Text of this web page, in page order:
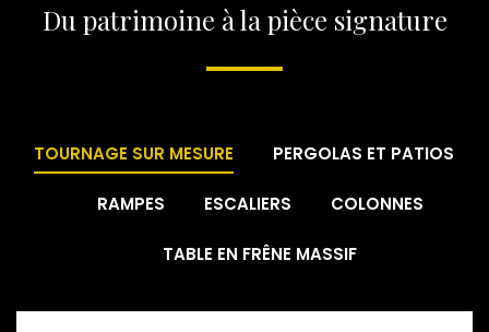
Du patrimoine à la pièce signature
TOURNAGE SUR MESURE PERGOLAS ET PATIOS
RAMPES ESCALIERS COLONNES
TABLE EN FRÊNE MASSIF